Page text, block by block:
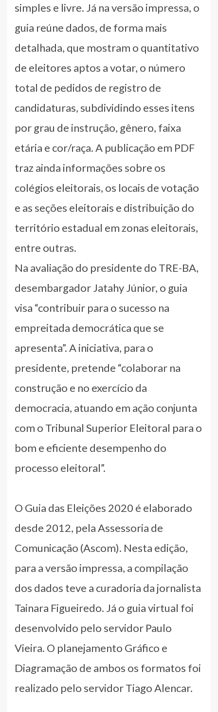
simples e livre. Já na versão impressa, o
guia reúne dados, de forma mais
detalhada, que mostram o quantitativo
de eleitores aptos a votar, o número
total de pedidos de registro de
candidaturas, subdividindo esses itens
por grau de instrução, gênero, faixa
etária e cor/raça. A publicação em PDF
traz ainda informações sobre os
colégios eleitorais, os locais de votação
e as seções eleitorais e distribuição do
território estadual em zonas eleitorais,
entre outras.
Na avaliação do presidente do TRE-BA,
desembargador Jatahy Júnior, o guia
visa “contribuir para o sucesso na
empreitada democrática que se
apresenta”. A iniciativa, para o
presidente, pretende “colaborar na
construção e no exercício da
democracia, atuando em ação conjunta
com o Tribunal Superior Eleitoral para o
bom e eficiente desempenho do
processo eleitoral”.
O Guia das Eleições 2020 é elaborado
desde 2012, pela Assessoria de
Comunicação (Ascom). Nesta edição,
para a versão impressa, a compilação
dos dados teve a curadoria da jornalista
Tainara Figueiredo. Já o guia virtual foi
desenvolvido pelo servidor Paulo
Vieira. O planejamento Gráfico e
Diagramação de ambos os formatos foi
realizado pelo servidor Tiago Alencar.